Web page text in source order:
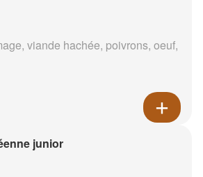
viande hachée, poivrons, oeuf,
junior